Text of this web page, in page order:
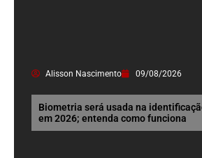
Alisson Nascimento 09/08/2026
Biometria será usada na
em 2026; entenda como funciona